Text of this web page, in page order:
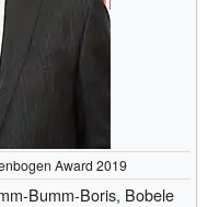
Award 2019
Bumm-Boris, Bobele